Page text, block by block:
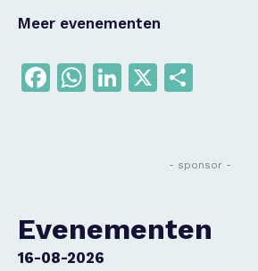
Meer evenementen
Facebook
WhatsApp
LinkedIn
X
- sponsor -
Evenementen
16-08-2026